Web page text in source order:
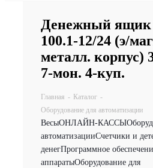
Денежный
100.1-12/24 (э/
металл. корпус)
7-мон. 4-куп.
Главная - Каталог -
Оборудование для автоматизации
ВесыОНЛАЙН-КАССЫ
автоматизацииСчетчики и
денегПрограммное
аппаратыОборудование для